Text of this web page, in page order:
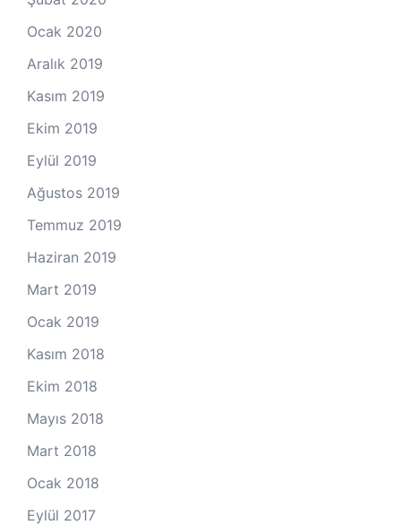
Ocak 2020
Aralık 2019
Kasım 2019
Ekim 2019
Eylül 2019
Ağustos 2019
Temmuz 2019
Haziran 2019
Mart 2019
Ocak 2019
Kasım 2018
Ekim 2018
Mayıs 2018
Mart 2018
Ocak 2018
Eylül 2017